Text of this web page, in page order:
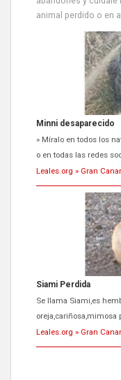
animal perdido o en
Minni desaparecido
» Míralo en todos los
o en todas las redes
Leales.org » Gran
Siami Perdida
Se llama Siami,es
oreja,cariñosa,mimosa
Leales.org » Gran